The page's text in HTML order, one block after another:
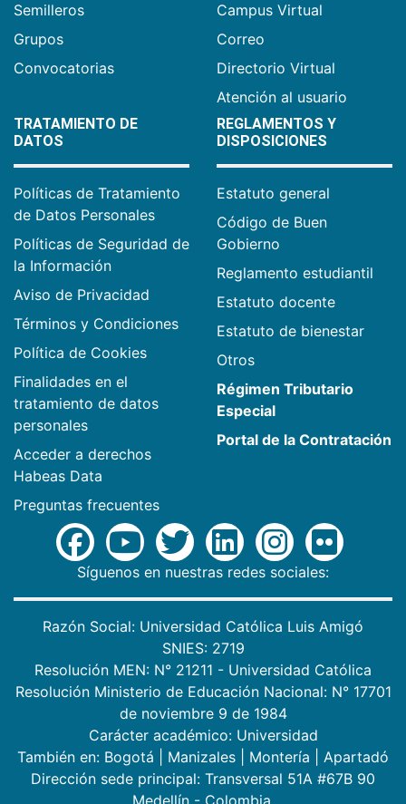
Semilleros
Grupos
Convocatorias
Campus Virtual
Correo
Directorio Virtual
Atención al usuario
TRATAMIENTO DE
DATOS
Políticas de Tratamiento
de Datos Personales
Políticas de Seguridad de
la Información
Aviso de Privacidad
Términos y Condiciones
Política de Cookies
Finalidades en el
tratamiento de datos
personales
Acceder a derechos
Habeas Data
Preguntas frecuentes
REGLAMENTOS Y
DISPOSICIONES
Estatuto general
Código de Buen
Gobierno
Reglamento estudiantil
Estatuto docente
Estatuto de bienestar
Otros
Régimen Tributario
Especial
Portal de la Contratación
Síguenos en nuestras redes sociales:
Razón Social: Universidad Católica Luis Amigó
SNIES: 2719
Resolución MEN: N° 21211 - Universidad Católica
Resolución Ministerio de Educación Nacional: N° 17701
de noviembre 9 de 1984
Carácter académico: Universidad
También en: Bogotá Manizales Montería
Apartadó
Dirección sede principal: Transversal 51A #67B 90